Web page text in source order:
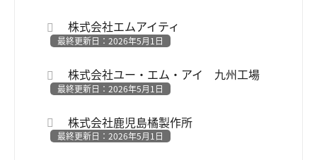
株式会社エムアイティ
最終更新日：2026年5月1日
株式会社ユー・エム・アイ 九州工場
最終更新日：2026年5月1日
株式会社鹿児島橘製作所
最終更新日：2026年5月1日